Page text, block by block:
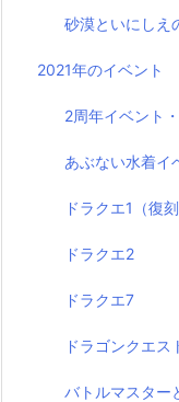
砂漠といにしえ
2021年のイベント
2周年イベント
あぶない水着イ
ドラクエ1（復刻
ドラクエ2
ドラクエ7
ドラゴンクエス
バトルマスター